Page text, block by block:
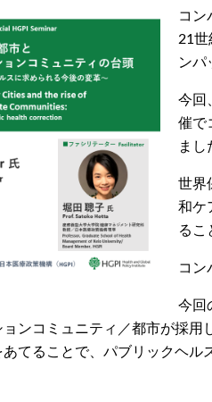
コン
21世
ンパ
今回
催で
まし
世界
和ケ
るこ
コン
今回
ンコミュニティ／都市が採
てることで、パブリックヘル